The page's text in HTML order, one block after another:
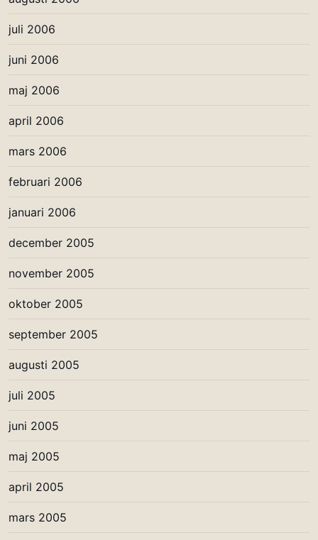
juli 2006
juni 2006
maj 2006
april 2006
mars 2006
februari 2006
januari 2006
december 2005
november 2005
oktober 2005
september 2005
augusti 2005
juli 2005
juni 2005
maj 2005
april 2005
mars 2005